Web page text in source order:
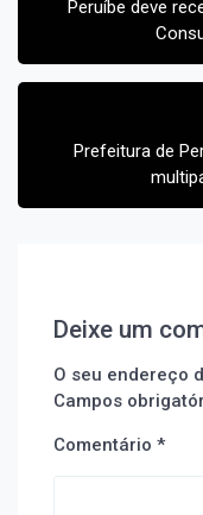
PostPeruíbe deve receber 600 mil da Lei
Prefeitura de
Deixe um
O seu endereço
Campos
Comentário *